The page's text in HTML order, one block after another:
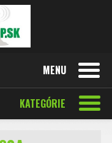
MENU
KATEGÓRIE